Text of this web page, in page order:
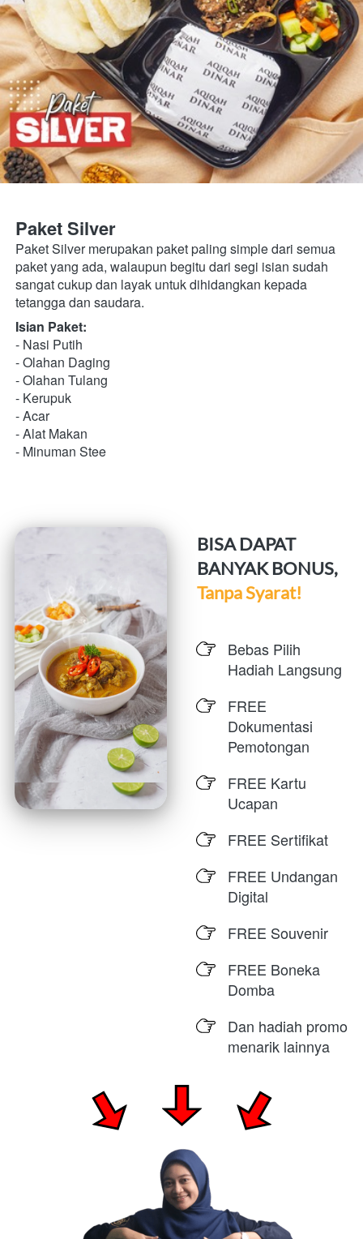
Paket Silver
Paket Silver merupakan paket paling simple dari semua
paket yang ada, walaupun begitu dari segi isian sudah
sangat cukup dan layak untuk dihidangkan kepada
tetangga dan saudara.
Isian Paket:
- Nasi Putih
- Olahan Daging
- Olahan Tulang
- Kerupuk
- Acar
- Alat Makan
- Minuman Stee
BISA DAPAT
Tanpa Syarat!
Bebas Pilih
Hadiah Langsung
FREE
Dokumentasi
Pemotongan
FREE Kartu
Ucapan
FREE Sertifikat
FREE Undangan
Digital
FREE Souvenir
FREE Boneka
Domba
Dan hadiah promo
menarik lainnya